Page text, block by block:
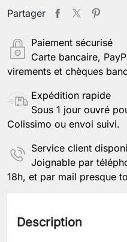
Partager
Paiement sécurisé
Carte bancaire,
virements et chèques
Expédition rapide
Sous 1 jour ouvré
Colissimo ou envoi suivi.
Service client
Joignable par
18h, et par mail presque
Description